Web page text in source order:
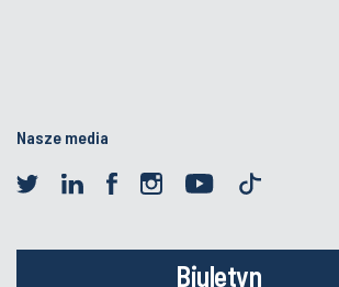
Nasze media
Biuletyn